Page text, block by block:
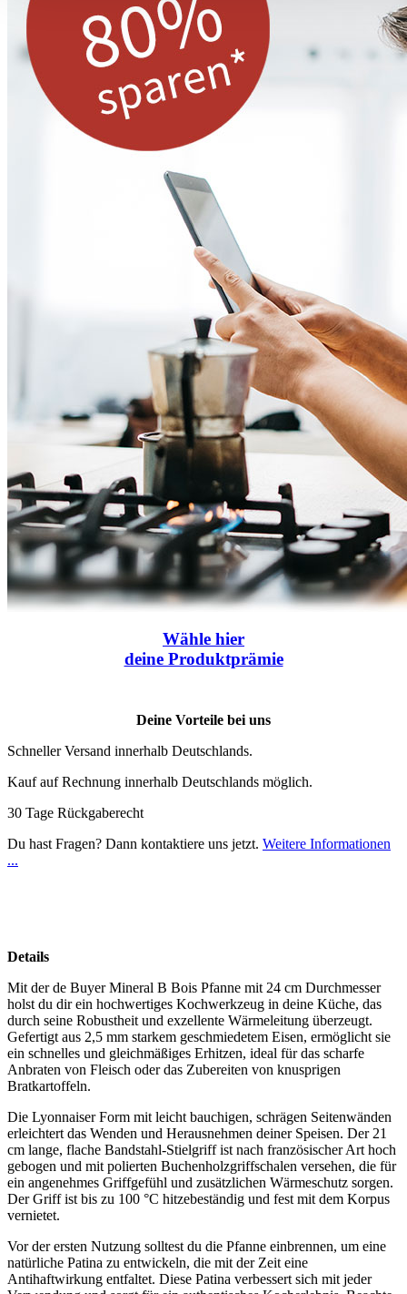
Wähle hier
deine Produktprämie
Deine Vorteile bei uns
Schneller Versand innerhalb Deutschlands.
Kauf auf Rechnung innerhalb Deutschlands möglich.
30 Tage Rückgaberecht
Du hast Fragen? Dann kontaktiere uns jetzt. Weitere Informationen
...
Details
Mit der de Buyer Mineral B Bois Pfanne mit 24 cm Durchmesser
holst du dir ein hochwertiges Kochwerkzeug in deine Küche, das
durch seine Robustheit und exzellente Wärmeleitung überzeugt.
Gefertigt aus 2,5 mm starkem geschmiedetem Eisen, ermöglicht sie
ein schnelles und gleichmäßiges Erhitzen, ideal für das scharfe
Anbraten von Fleisch oder das Zubereiten von knusprigen
Bratkartoffeln.
Die Lyonnaiser Form mit leicht bauchigen, schrägen Seitenwänden
erleichtert das Wenden und Herausnehmen deiner Speisen. Der 21
cm lange, flache Bandstahl-Stielgriff ist nach französischer Art hoch
gebogen und mit polierten Buchenholzgriffschalen versehen, die für
ein angenehmes Griffgefühl und zusätzlichen Wärmeschutz sorgen.
Der Griff ist bis zu 100 °C hitzebeständig und fest mit dem Korpus
vernietet.
Vor der ersten Nutzung solltest du die Pfanne einbrennen, um eine
natürliche Patina zu entwickeln, die mit der Zeit eine
Antihaftwirkung entfaltet. Diese Patina verbessert sich mit jeder